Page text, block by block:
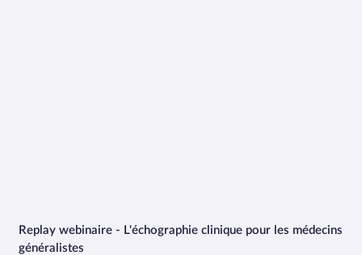
1:03:27
Replay webinaire - L'échographie clinique pour les médecins
généralistes